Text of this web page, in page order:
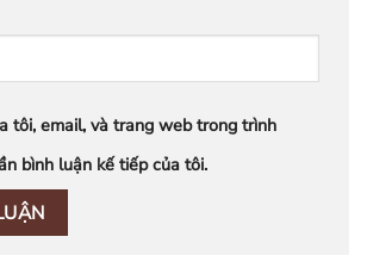
tôi, email, và trang web trong trình
bình luận kế tiếp của tôi.